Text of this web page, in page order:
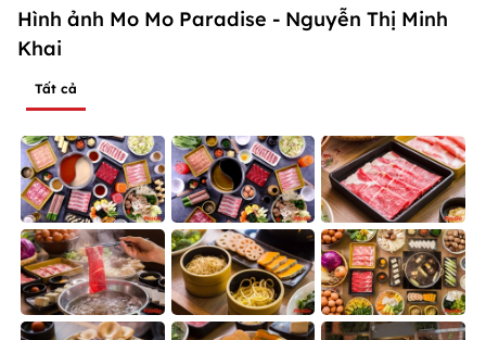
Hình ảnh Mo Mo Paradise - Nguyễn Thị Minh
Khai
Tất cả